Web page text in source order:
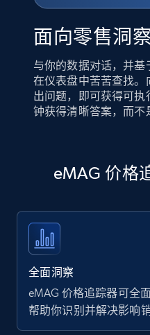
面向零售洞
与你的数据对话，并
在仪表盘中苦苦查找。
出问题，即可获得可
钟获得清晰答案，而不
eMAG 价格
全面洞察
eMAG 价格追踪器可全
帮助你识别并解决影响